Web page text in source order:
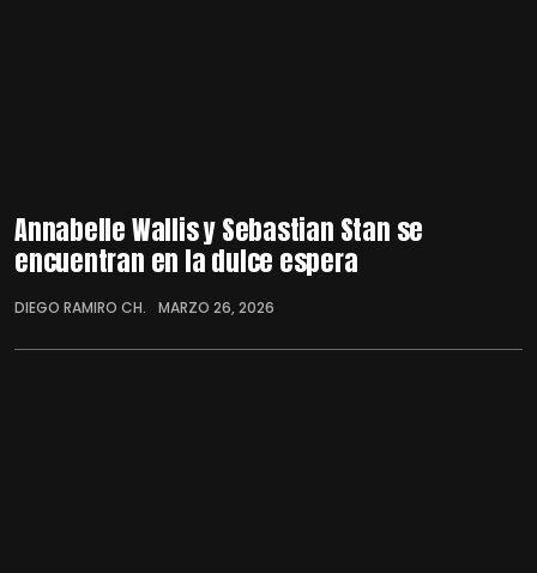
Annabelle Wallis y Sebastian Stan se
encuentran en la dulce espera
DIEGO RAMIRO CH. MARZO 26, 2026